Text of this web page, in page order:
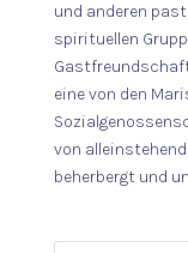
und anderen
spirituellen
eine von den
von
beherbergt und